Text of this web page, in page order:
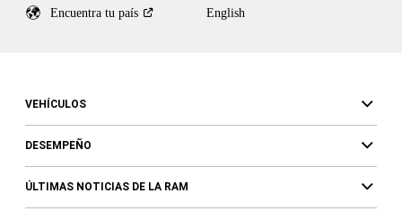
Encuentra tu país English
VEHÍCULOS
DESEMPEÑO
ÚLTIMAS NOTICIAS DE LA RAM